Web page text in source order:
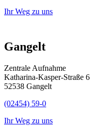
Ihr Weg zu uns
Gangelt
Zentrale Aufnahme
Katharina-Kasper-Straße 6
52538 Gangelt
(02454) 59-0
Ihr Weg zu uns